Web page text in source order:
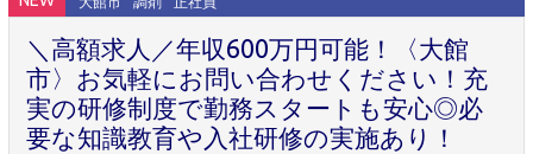
＼高額求人／年収600万円可能！〈大館
市〉お気軽にお問い合わせください！充
実の研修制度で勤務スタートも安心◎必
要な知識教育や入社研修の実施あり！